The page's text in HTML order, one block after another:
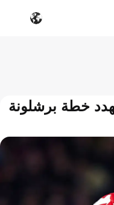
يهدد خطة برشلونة